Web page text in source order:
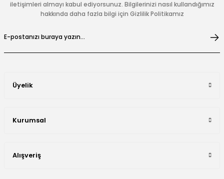
iletişimleri almayı kabul ediyorsunuz. Bilgilerinizi nasıl kullandığımız
hakkında daha fazla bilgi için Gizlilik Politikamız
Üyelik
Kurumsal
Alışveriş